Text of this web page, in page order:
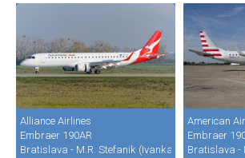
Alliance Airlines
Embraer 190AR
Bratislava - M.R. Stefanik (Ivanka) (BTS / LZIB)
American
Embraer
Bratislava -